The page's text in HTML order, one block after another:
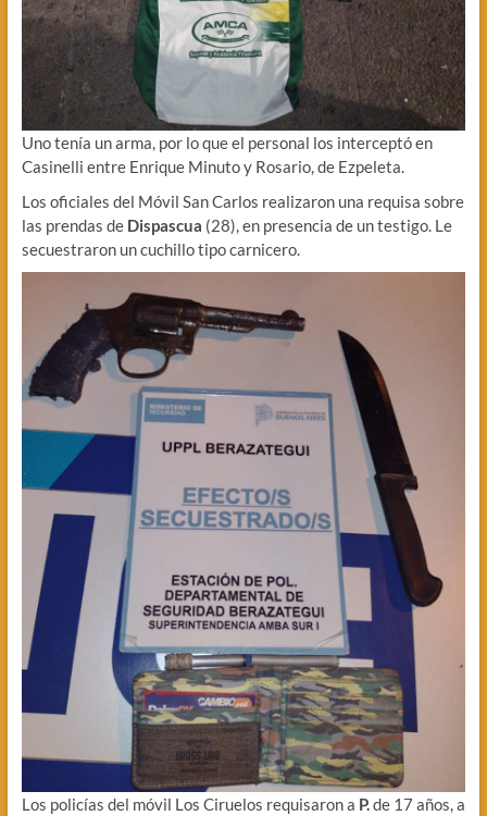
Uno tenía un arma, por lo que el personal los interceptó en
Casinelli entre Enrique Minuto y Rosario, de Ezpeleta.
Los oficiales del Móvil San Carlos realizaron una requisa sobre
las prendas de Dispascua (28), en presencia de un testigo. Le
secuestraron un cuchillo tipo carnicero.
Los policías del móvil Los Ciruelos requisaron a P.de 17 años, a